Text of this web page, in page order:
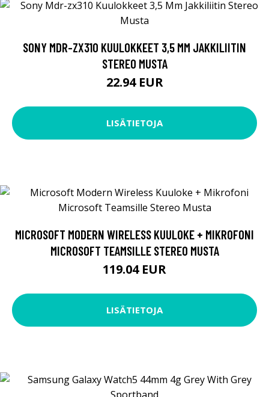
SONY MDR-ZX310 KUULOKKEET 3,5 MM JAKKILIITIN
STEREO MUSTA
22.94 EUR
LISÄTIETOJA
MICROSOFT MODERN WIRELESS KUULOKE + MIKROFONI
MICROSOFT TEAMSILLE STEREO MUSTA
119.04 EUR
LISÄTIETOJA